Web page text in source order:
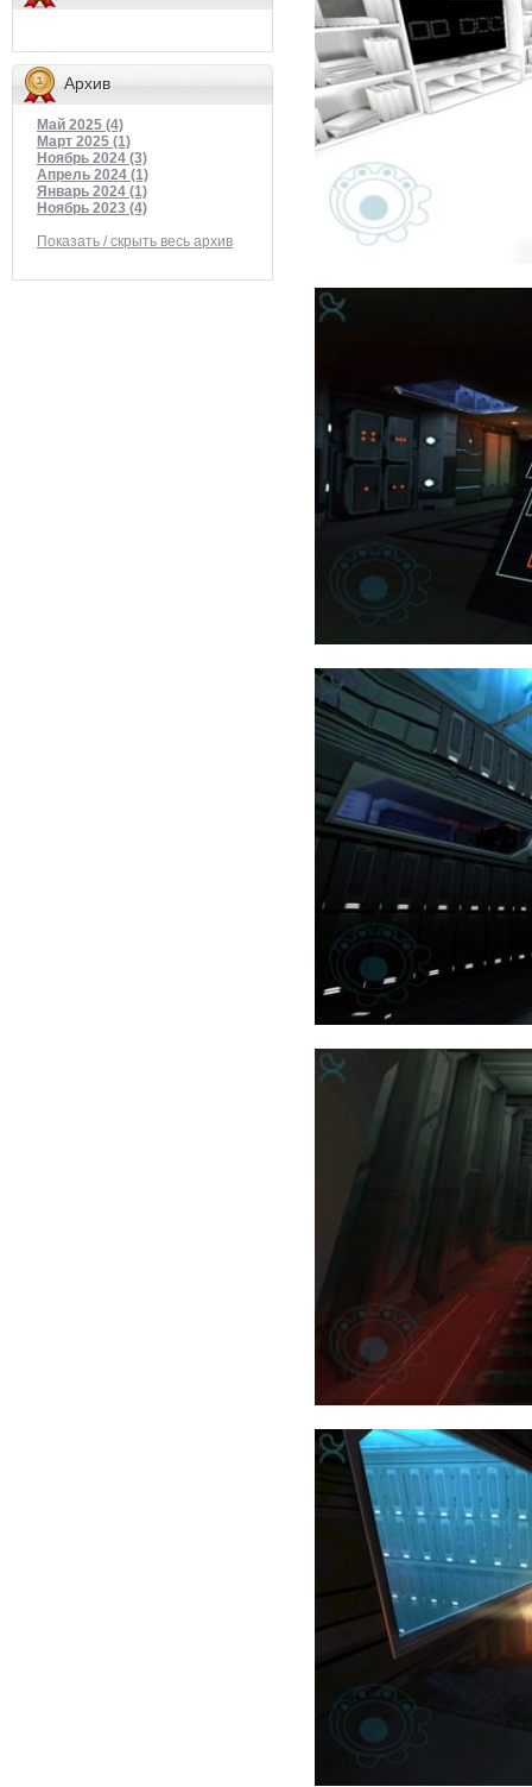
Архив
Май 2025 (4)
Март 2025 (1)
Ноябрь 2024 (3)
Апрель 2024 (1)
Январь 2024 (1)
Ноябрь 2023 (4)
Показать / скрыть весь архив